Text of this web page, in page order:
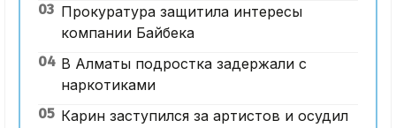
03 Прокуратура защитила интересы
компании Байбека
04 В Алматы подростка задержали с
наркотиками
05 Карин заступился за артистов и осудил